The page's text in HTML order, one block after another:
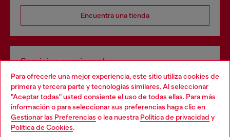
Para ofrecerle una mejor experiencia, este sitio utiliza cookies de
primera y tercera parte y tecnologías similares. Al seleccionar
"Aceptar todas" usted consiente el uso de todas ellas. Para más
información o para seleccionar sus preferencias haga clic en
Gestionar las Preferencias o lea nuestra Política de privacidad y
Política de Cookies.
Encuentra una tienda
Servicios omnicanal
Descubre todos nuestros servicios, tanto en línea como
en la tienda.
Choose your location
You are currently browsing España website, but it seems you
may be based in United States